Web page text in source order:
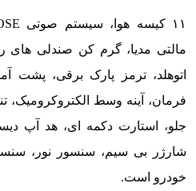
مالتی مدیا، گرم کن صندلی های
اتوهلد، ترمز پارک برقی، پشت
فرمان، آینه وسط
جلو، استارت دکمه ای، هد آپ
شارژر بی سیم، سنسور نور،
خودرو است.